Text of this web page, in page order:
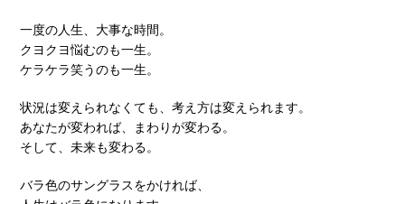
一度の人生、大事な時間。
クヨクヨ悩むのも一生。
ケラケラ笑うのも一生。
状況は変えられなくても、考え方は変えられます。
あなたが変われば、まわりが変わる。
そして、未来も変わる。
バラ色のサングラスをかければ、